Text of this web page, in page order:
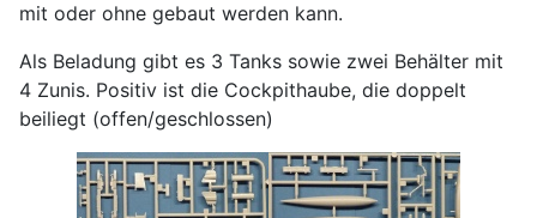
mit oder ohne gebaut werden kann.
Als Beladung gibt es 3 Tanks sowie zwei Behälter mit
4 Zunis. Positiv ist die Cockpithaube, die doppelt
beiliegt (offen/geschlossen)